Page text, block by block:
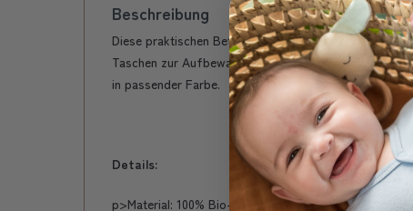
Beschreibung
Diese praktischen Betttaschen wurden aus weicher
Taschen zur Aufbewahrung und Bänder zur
in passender Farbe.
Details:
p>Material: 100% Bio-Baumwolle. Füllung: 100%